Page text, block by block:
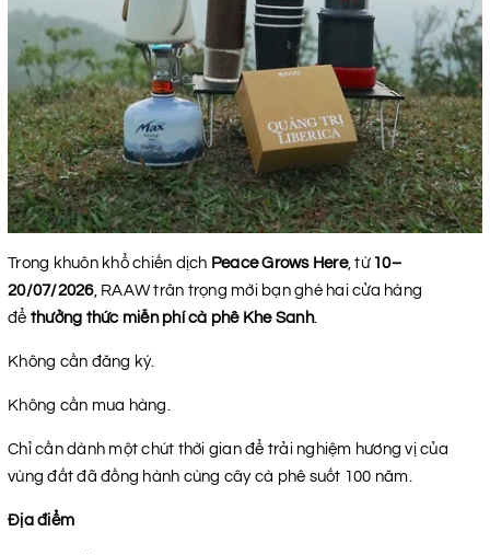
Trong khuôn khổ chiến dịch Peace Grows Here, từ 10–
20/07/2026, RAAW trân trọng mời bạn ghé hai cửa hàng
để thưởng thức miễn phí cà phê Khe Sanh.
Không cần đăng ký.
Không cần mua hàng.
Chỉ cần dành một chút thời gian để trải nghiệm hương vị của
vùng đất đã đồng hành cùng cây cà phê suốt 100 năm.
Địa điểm